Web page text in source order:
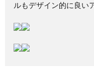
ルもデザイン的に良い